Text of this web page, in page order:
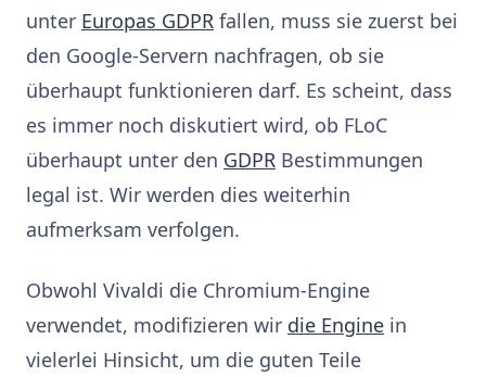
unter Europas GDPR fallen, muss sie zuerst bei
den Google-Servern nachfragen, ob sie
überhaupt funktionieren darf. Es scheint, dass
es immer noch diskutiert wird, ob FLoC
überhaupt unter den GDPR Bestimmungen
legal ist. Wir werden dies weiterhin
aufmerksam verfolgen.
Obwohl Vivaldi die Chromium-Engine
verwendet, modifizieren wir die Engine in
vielerlei Hinsicht, um die guten Teile